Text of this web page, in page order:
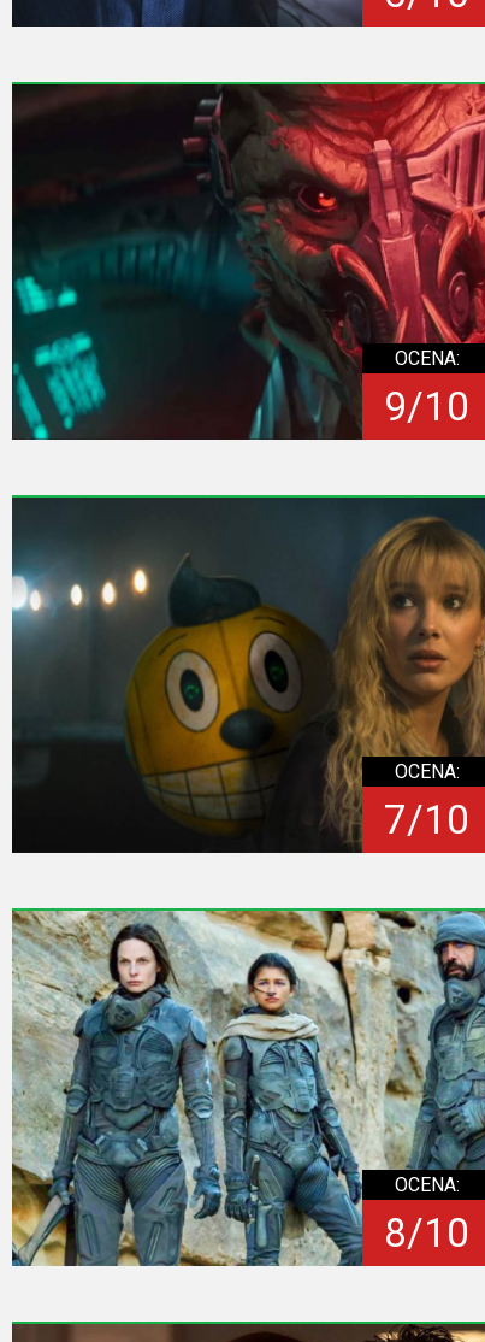
polskie
Komedie
Południowa
Filmy
oparte
na
faktach
Thrillery
Streaming
Amazon
Video
Apple
Disney+
Sky
Showtime
Podsumowania
2023
2022
2021
2020
OCENA:
9/10
OCENA:
7/10
OCENA:
8/10